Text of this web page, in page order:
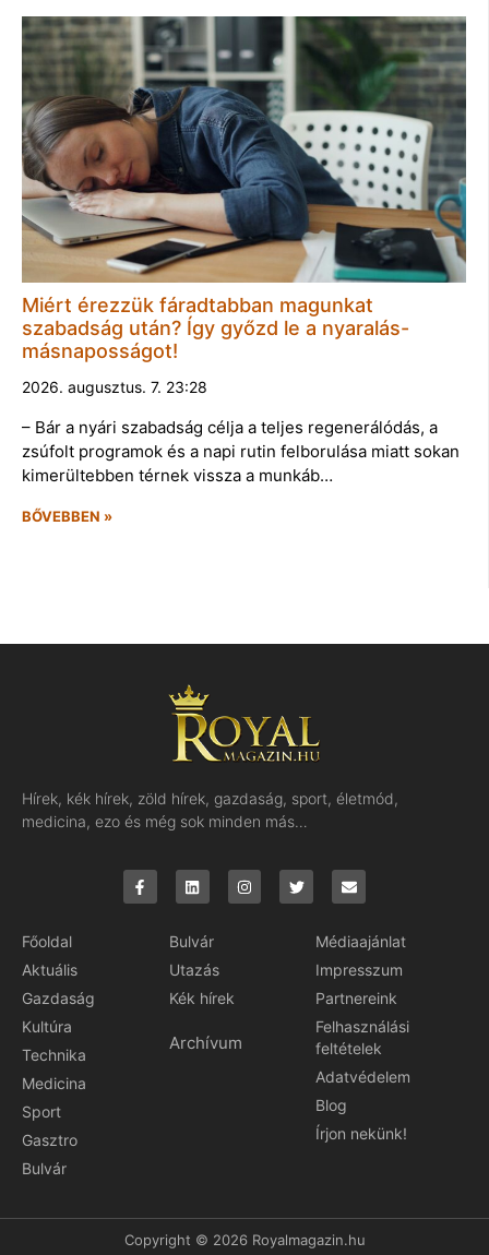
Miért érezzük fáradtabban magunkat
szabadság után? Így győzd le a nyaralás-
másnaposságot!
2026. augusztus. 7. 23:28
– Bár a nyári szabadság célja a teljes regenerálódás, a
zsúfolt programok és a napi rutin felborulása miatt sokan
kimerültebben térnek vissza a munkáb…
BŐVEBBEN »
Hírek, kék hírek, zöld hírek, gazdaság, sport, életmód,
medicina, ezo és még sok minden más…
Főoldal
Aktuális
Gazdaság
Kultúra
Technika
Medicina
Sport
Gasztro
Bulvár
Bulvár
Utazás
Kék hírek
Archívum
Médiaajánlat
Impresszum
Partnereink
Felhasználási
feltételek
Adatvédelem
Blog
Írjon nekünk!
Copyright © 2026 Royalmagazin.hu